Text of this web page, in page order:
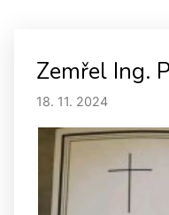
Zemřel Ing.
18. 11. 2024